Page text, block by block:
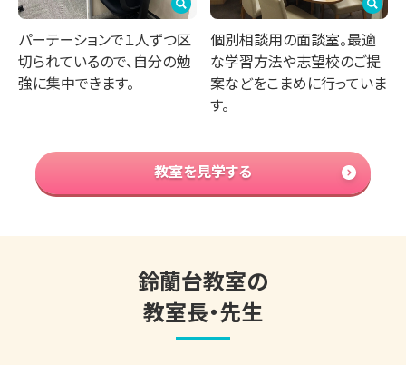
パーテーションで１人ずつ区
切られているので、自分の勉
強に集中できます。
個別相談用の面談室。最適
な学習方法や志望校のご提
案などをこまめに行っていま
す。
教室を見学する
鈴蘭台教室の
教室長・先生